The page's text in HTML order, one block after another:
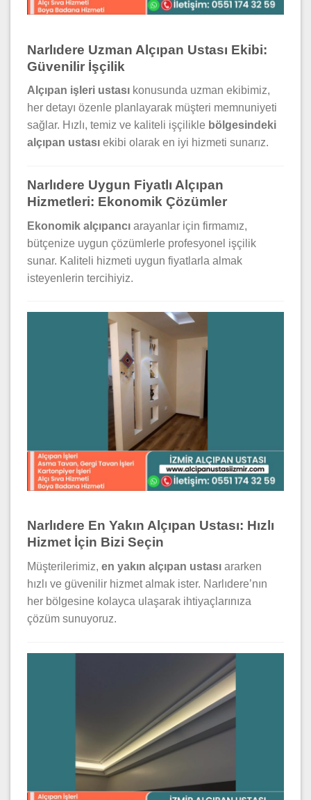
Narlıdere Uzman Alçıpan Ustası Ekibi:
Güvenilir İşçilik
Alçıpan işleri ustası konusunda uzman ekibimiz,
her detayı özenle planlayarak müşteri memnuniyeti
sağlar. Hızlı, temiz ve kaliteli işçilikle bölgesindeki
alçıpan ustası ekibi olarak en iyi hizmeti sunarız.
Narlıdere Uygun Fiyatlı Alçıpan
Hizmetleri: Ekonomik Çözümler
Ekonomik alçıpancı arayanlar için firmamız,
bütçenize uygun çözümlerle profesyonel işçilik
sunar. Kaliteli hizmeti uygun fiyatlarla almak
isteyenlerin tercihiyiz.
Narlıdere En Yakın Alçıpan Ustası: Hızlı
Hizmet İçin Bizi Seçin
Müşterilerimiz, en yakın alçıpan ustası ararken
hızlı ve güvenilir hizmet almak ister. Narlıdere’nın
her bölgesine kolayca ulaşarak ihtiyaçlarınıza
çözüm sunuyoruz.